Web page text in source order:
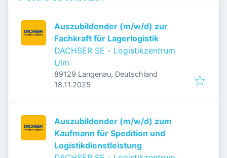
Auszubildender (m/w/d) zur
Fachkraft für Lagerlogistik
DACHSER SE - Logistikzentrum
Ulm
89129 Langenau, Deutschland
Veröffentlicht
18.11.2025
Auszubildender (m/w/d) zum
Kaufmann für Spedition und
Logistikdienstleistung